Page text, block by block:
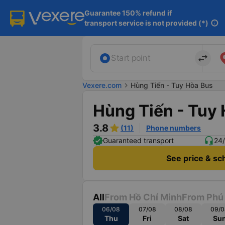
Guarantee 150% refund if
transport service is not provided (*) info
Start point import_export
Vexere.com chevron_right Hùng Tiến - Tuy Hòa Bus
Hùng Tiến - Tuy
3.8 (11)
Phone numbers
Guaranteed transport
See price &
AllFrom Hồ Chí MinhFrom Phú
06/08
Thu
07/08
Fri
08/08
Sat
09/